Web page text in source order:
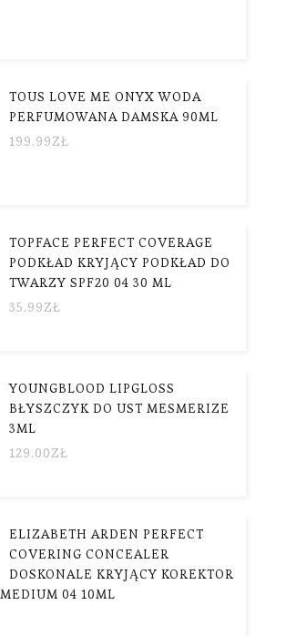
TOUS LOVE ME ONYX WODA
PERFUMOWANA DAMSKA 90ML
199.99ZŁ
TOPFACE PERFECT COVERAGE
PODKŁAD KRYJĄCY PODKŁAD DO
TWARZY SPF20 04 30 ML
35.99ZŁ
YOUNGBLOOD LIPGLOSS
BŁYSZCZYK DO UST MESMERIZE
3ML
129.00ZŁ
ELIZABETH ARDEN PERFECT
COVERING CONCEALER
DOSKONALE KRYJĄCY KOREKTOR
04 10ML